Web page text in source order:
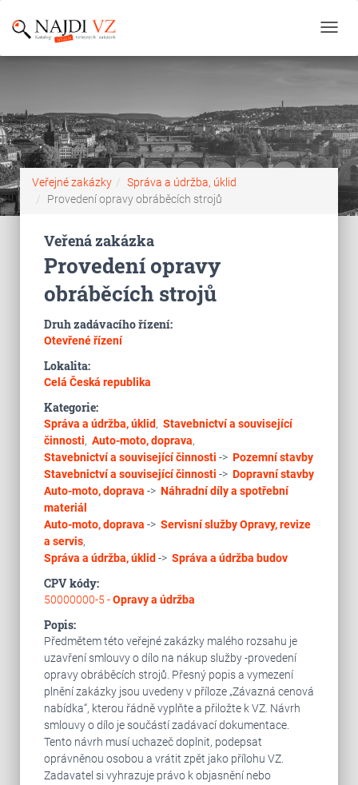
Veřejné zakázky
Správa a údržba, úklid
Provedení opravy obráběcích strojů
Veřená zakázka
Provedení opravy
obráběcích strojů
Druh zadávacího řízení:
Otevřené řízení
Lokalita:
Celá Česká republika
Kategorie:
Správa a údržba, úklid, Stavebnictví a související
činnosti, Auto-moto, doprava,
Stavebnictví a související činnosti -> Pozemní stavby
Stavebnictví a související činnosti -> Dopravní stavby
Auto-moto, doprava -> Náhradní díly a spotřební
materiál
Auto-moto, doprava -> Servisní službyOpravy, revize
a servis,
Správa a údržba, úklid -> Správa a údržba budov
CPV kódy:
50000000-5 -Opravy a údržba
Popis:
Předmětem této veřejné zakázky malého rozsahu je
uzavření smlouvy o dílo na nákup služby -provedení
opravy obráběcích strojů. Přesný popis a vymezení
plnění zakázky jsou uvedeny v příloze „Závazná cenová
nabídka“, kterou řádně vyplňte a přiložte k VZ. Návrh
smlouvy o dílo je součástí zadávací dokumentace.
Tento návrh musí uchazeč doplnit, podepsat
oprávněnou osobou a vrátit zpět jako přílohu VZ.
Zadavatel si vyhrazuje právo k objasnění nebo